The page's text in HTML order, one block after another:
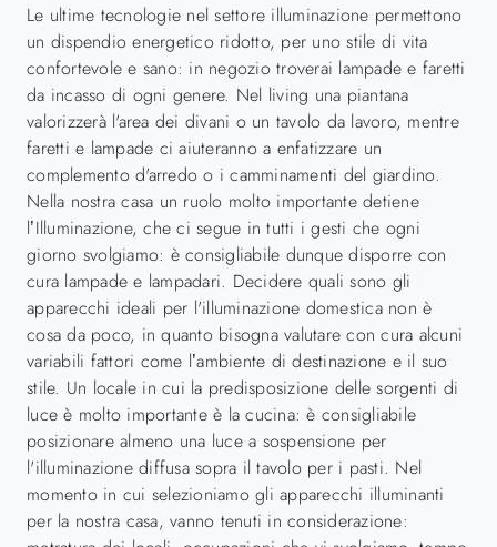
Le ultime tecnologie nel settore illuminazione permettono
un dispendio energetico ridotto, per uno stile di vita
confortevole e sano: in negozio troverai lampade e faretti
da incasso di ogni genere. Nel living una piantana
valorizzerà l'area dei divani o un tavolo da lavoro, mentre
faretti e lampade ci aiuteranno a enfatizzare un
complemento d'arredo o i camminamenti del giardino.
Nella nostra casa un ruolo molto importante detiene
l’Illuminazione, che ci segue in tutti i gesti che ogni
giorno svolgiamo: è consigliabile dunque disporre con
cura lampade e lampadari. Decidere quali sono gli
apparecchi ideali per l'illuminazione domestica non è
cosa da poco, in quanto bisogna valutare con cura alcuni
variabili fattori come l’ambiente di destinazione e il suo
stile. Un locale in cui la predisposizione delle sorgenti di
luce è molto importante è la cucina: è consigliabile
posizionare almeno una luce a sospensione per
l'illuminazione diffusa sopra il tavolo per i pasti. Nel
momento in cui selezioniamo gli apparecchi illuminanti
per la nostra casa, vanno tenuti in considerazione: